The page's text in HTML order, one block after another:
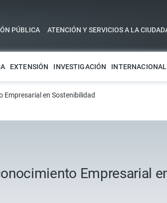
PÚBLICA ATENCIÓN Y SERVICIOS A LA
EXTENSIÓN INVESTIGACIÓN
Empresarial en Sostenibilidad
Empresarial